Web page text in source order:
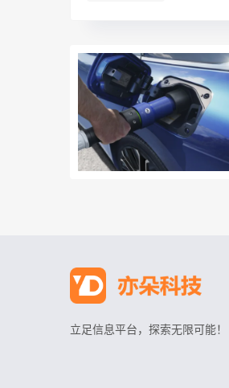
立足信息平台，探索无限可能！